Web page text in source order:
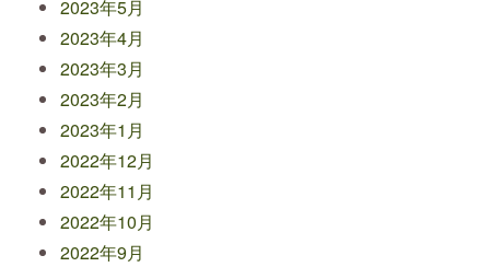
2023年5月
2023年4月
2023年3月
2023年2月
2023年1月
2022年12月
2022年11月
2022年10月
2022年9月